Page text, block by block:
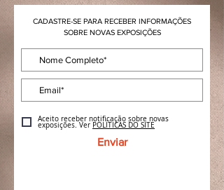
CADASTRE-SE PARA RECEBER INFORMAÇÕES
SOBRE NOVAS EXPOSIÇÕES
Aceito receber notificação sobre novas
exposições. Ver POLÍTICAS DO SITE
Enviar